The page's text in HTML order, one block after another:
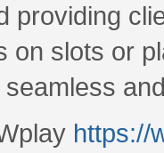
providing
on slots or
https://